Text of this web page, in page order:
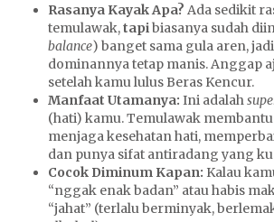
Rasanya Kayak Apa? Ada sedikit
temulawak,tapibiasanya sudah
balance) banget sama gula aren,
dominannya tetap manis. Anggap
setelah kamu lulus Beras Kencur.
Manfaat Utamanya: Ini adalah
(hati) kamu. Temulawak
menjaga kesehatan hati,
dan punya sifat antiradang yang
Cocok Diminum Kapan: Kalau
“nggak enak badan” atau habis
“jahat” (terlalu berminyak,